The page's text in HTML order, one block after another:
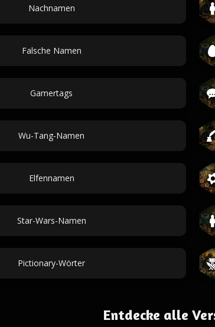
Nachnamen
Falsche Namen
Gamertags
Wu-Tang-Namen
Elfennamen
Star-Wars-Namen
Pictionary-Wörter
Entdecke alle